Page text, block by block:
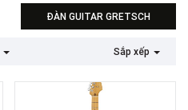
ĐÀN GUITAR GRETSCH
Sắp xếp